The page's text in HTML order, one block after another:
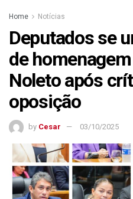
Home Notícias
Deputados se
de
Noleto após
oposição
by Cesar 03/10/2025